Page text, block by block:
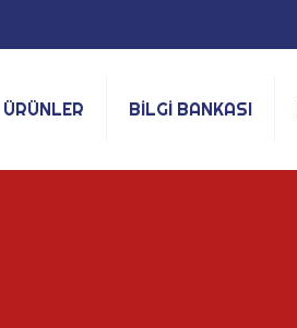
ÜRÜNLER BİLGİ BANKASI